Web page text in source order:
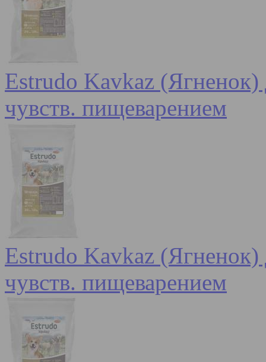
Estrudo Kavkaz (Ягненок)
чувств. пищеварением
Estrudo Kavkaz (Ягненок)
чувств. пищеварением